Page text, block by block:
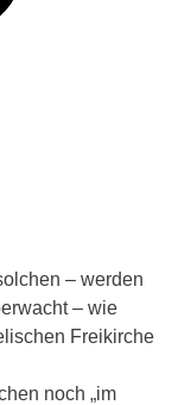
– werden
– wie
Freikirche
noch „im